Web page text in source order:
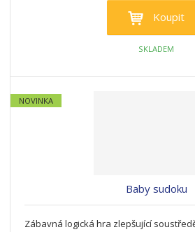
Koupit
SKLADEM
Baby sudoku
NOVINKA
Zábavná logická hra zlepšující